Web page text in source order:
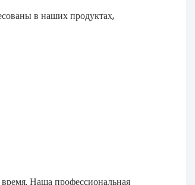
в наших продуктах,
Наша профессиональная